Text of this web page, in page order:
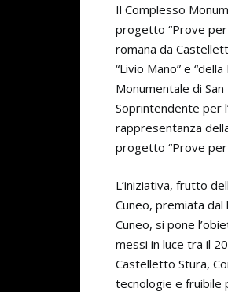
Il Complesso
progetto “Prove per
romana da
“Livio Mano” e
Monumentale di
Soprintendente per
rappresentanza
progetto “Prove
L’iniziativa, frutto
Cuneo, premiata dal
Cuneo, si pone
messi in luce tra il
Castelletto Stura,
tecnologie e fruibile